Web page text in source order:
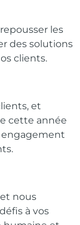
les
des solutions
clients.
et
cette année
engagement
nous
à vos